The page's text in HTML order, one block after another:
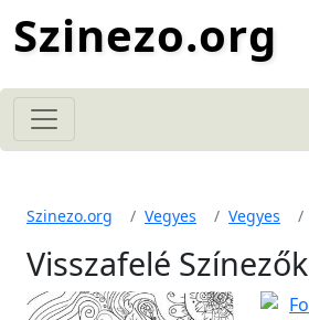
Szinezo.org
Szinezo.org Vegyes Vegyes
Visszafelé Színezők